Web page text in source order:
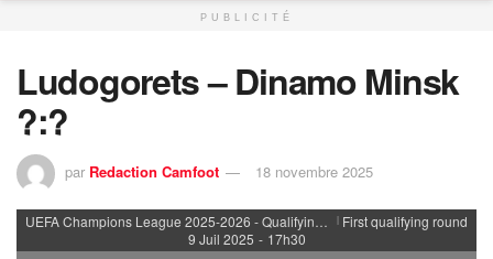
PUBLICITÉ
Ludogorets – Dinamo Minsk
?:?
par Redaction Camfoot 18 novembre 2025
| First qualifying round
9 Juil 2025 - 17h30